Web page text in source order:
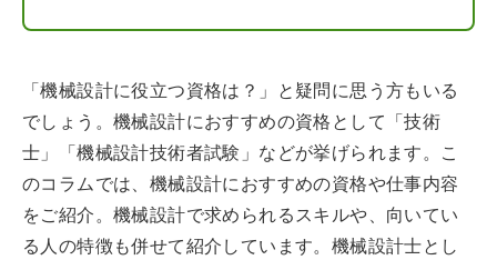
「機械設計に役立つ資格は？」と疑問に思う方もいる
でしょう。機械設計におすすめの資格として「技術
士」「機械設計技術者試験」などが挙げられます。こ
のコラムでは、機械設計におすすめの資格や仕事内容
をご紹介。機械設計で求められるスキルや、向いてい
る人の特徴も併せて紹介しています。機械設計士とし